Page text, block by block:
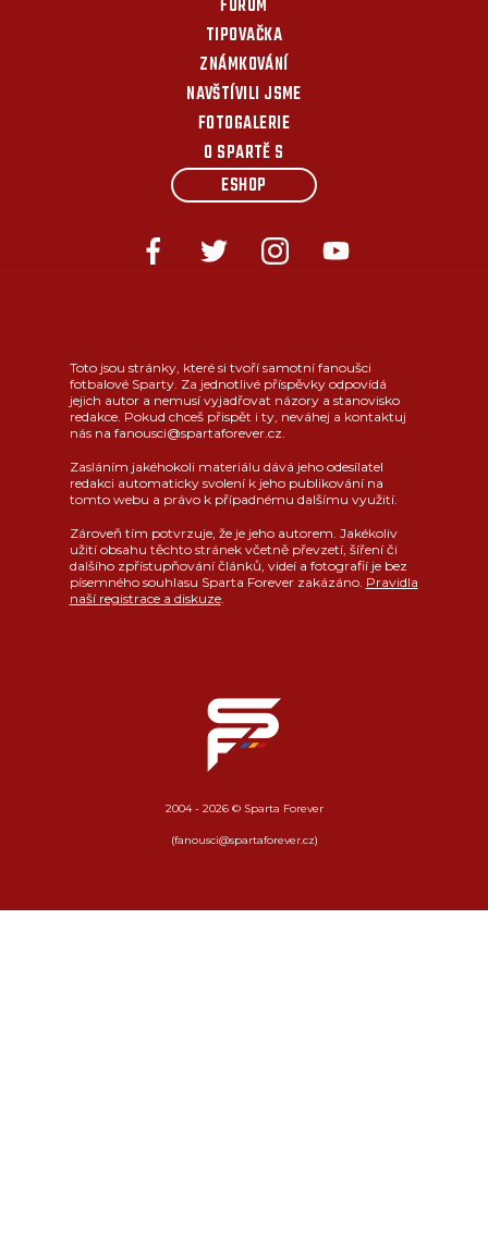
FÓRUM
TIPOVAČKA
ZNÁMKOVÁNÍ
NAVŠTÍVILI JSME
FOTOGALERIE
O SPARTĚ S
ESHOP
Toto jsou stránky, které si tvoří samotní fanoušci
fotbalové Sparty. Za jednotlivé příspěvky odpovídá
jejich autor a nemusí vyjadřovat názory a stanovisko
redakce. Pokud chceš přispět i ty, neváhej a kontaktuj
nás na fanousci@spartaforever.cz.
Zasláním jakéhokoli materiálu dává jeho odesílatel
redakci automaticky svolení k jeho publikování na
tomto webu a právo k případnému dalšímu využití.
Zároveň tím potvrzuje, že je jeho autorem. Jakékoliv
užití obsahu těchto stránek včetně převzetí, šíření či
dalšího zpřístupňování článků, videí a fotografií je bez
písemného souhlasu Sparta Forever zakázáno. Pravidla
naší registrace a diskuze.
2004 - 2026 © Sparta Forever
(fanousci@spartaforever.cz)